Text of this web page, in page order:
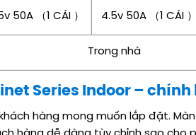
50A （1 CÁI ） 4.5v 50A （1 CÁI ）
Trong nhà
Series Indoor –
hàng mong muốn lắp đặt.